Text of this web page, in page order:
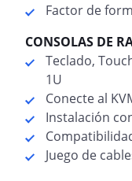
Factor de
CONSOLAS DE
Teclado,
1U
Conecte al
Instalación
Juego de